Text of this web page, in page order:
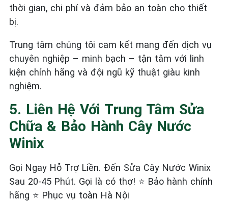
thời gian, chi phí và đảm bảo an toàn cho thiết
bị.
Trung tâm chúng tôi cam kết mang đến dịch vụ
chuyên nghiệp – minh bạch – tận tâm với linh
kiện chính hãng và đội ngũ kỹ thuật giàu kinh
nghiệm.
5. Liên Hệ Với Trung Tâm Sửa
Chữa & Bảo Hành Cây Nước
Winix
Gọi Ngay Hỗ Trợ Liền. Đến Sửa Cây Nước Winix
Sau 20-45 Phút. Gọi là có thợ! ⭐ Bảo hành chính
hãng ⭐ Phục vụ toàn Hà Nội